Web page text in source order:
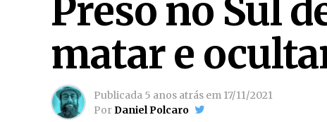
Preso no Sul
matar e
Publicada 5 anos atrás em 17/11/2021
PorDaniel Polcaro